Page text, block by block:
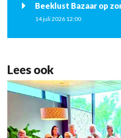
Beeklust Bazaar op
14 juli 2026 12:00
Lees ook